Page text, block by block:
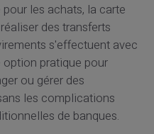
les achats, la carte
des transferts
s'effectuent avec
pratique pour
ou gérer des
les complications
de banques.